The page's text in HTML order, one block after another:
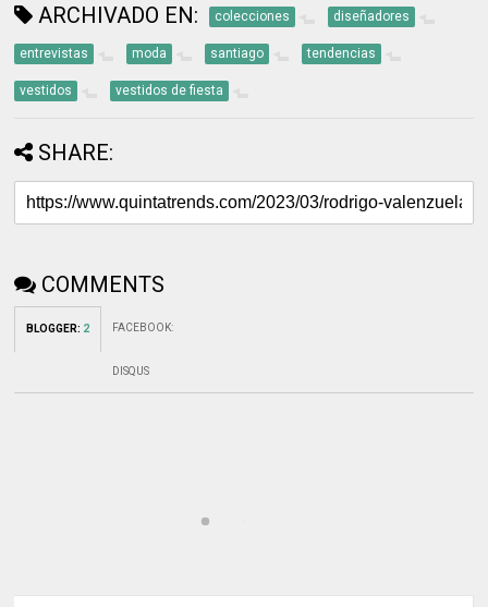
ARCHIVADO EN: colecciones diseñadores
entrevistas moda santiago tendencias
vestidos vestidos de fiesta
SHARE:
COMMENTS
BLOGGER: 2 FACEBOOK:
DISQUS